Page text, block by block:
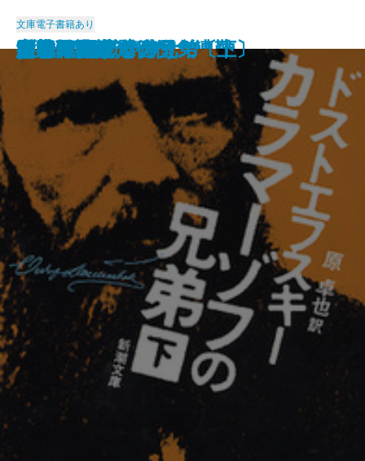
日本百名山
男振
アイガー北壁・気象遭難
男たちのかいた絵
太郎物語(高校編)
四日のあやめ
明治・父・アメリカ
人民は弱し 官吏は強し
文車日記
カラマーゾフの兄弟〔中〕
文庫電子書籍あり
カラマーゾフの兄弟〔下〕
カラマーゾフの兄弟〔上〕
ブランコのむこうで
おれに関する噂
忍者丹波大介
女神
零式戦闘機
妄想銀行
愛の年代記
八甲田山死の彷徨